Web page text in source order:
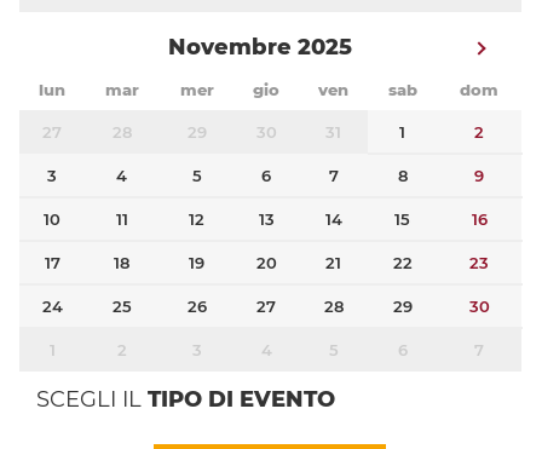
Novembre 2025
lun mar mer gio ven sab dom
27 28 29 30 31 1 2
3 4 5 6 7 8 9
10 11 12 13 14 15 16
17 18 19 20 21 22 23
24 25 26 27 28 29 30
1 2 3 4 5 6 7
SCEGLI IL TIPO DI EVENTO